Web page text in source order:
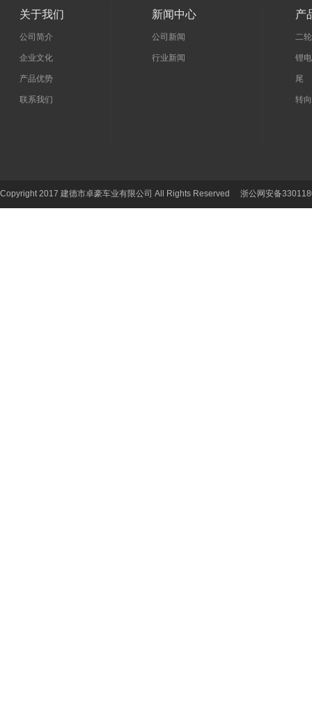
关于我们
公司简介
企业文化
产品优势
联系我们
新闻中心
公司新闻
行业新闻
产
二
锂
尾
转
Copyright 2017 建德市卓豪车业有限公司 All Rights Reserved 浙公网安备